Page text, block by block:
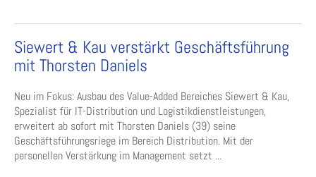
Siewert & Kau verstärkt Geschäftsführung
mit Thorsten Daniels
Neu im Fokus: Ausbau des Value-Added Bereiches Siewert & Kau,
Spezialist für IT-Distribution und Logistikdienstleistungen,
erweitert ab sofort mit Thorsten Daniels (39) seine
Geschäftsführungsriege im Bereich Distribution. Mit der
personellen Verstärkung im Management setzt ...